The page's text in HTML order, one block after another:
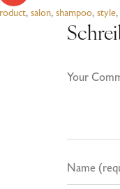
, salon, shampoo, style,